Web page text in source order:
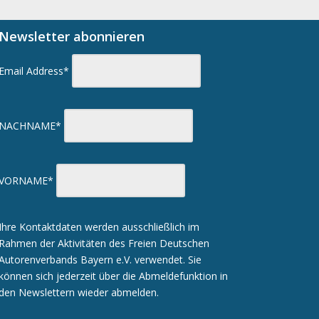
abonnieren
Address*
Kontaktdaten werden ausschließlich im
der Aktivitäten des Freien Deutschen
Bayern e.V. verwendet. Sie
sich jederzeit über die Abmeldefunktion in
Newslettern wieder abmelden.